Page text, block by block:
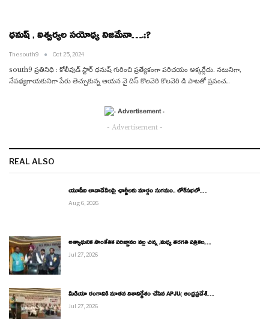
ధనుష్ , ఐశ్వ‌ర్య‌ల సయోధ్య నిజ‌మేనా….;?
Thesouth9 Oct 25, 2024
south9 ప్రతినిధి : కోలీవుడ్ స్టార్ ధ‌నుష్ గురించి ప్ర‌త్యేకంగా ప‌రిచ‌యం అక్క‌ర్లేదు. న‌టునిగా,
నేప‌థ్య‌గాయ‌కునిగా పేరు తెచ్చుకున్న ఆయ‌న వై దిస్ కొల‌వెరి కొల‌వెరి డి పాట‌తో ప్ర‌పంచ…
- Advertisement -
REAL ALSO
యూపీఐ లావాదేవీలపై ఛార్జీలకు మార్గం సుగమం.. లోక్‌సభలో…
Aug 6, 2026
అత్యాధునిక సాంకేతిక పరిజ్ఞానం వల్ల చిన్న ,మధ్య తరగతి పత్రికల…
Jul 27, 2026
మీడియా రంగానికి నూతన దిశానిర్దేశం చేసిన APJU( ఆంధ్రప్రదేశ్…
Jul 27, 2026